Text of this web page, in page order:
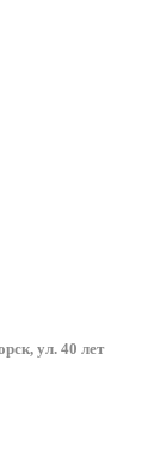
ул. 40 лет